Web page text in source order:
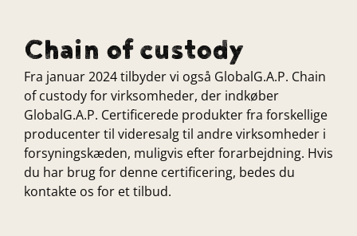
Chain of custody
Fra januar 2024 tilbyder vi også GlobalG.A.P. Chain
of custody for virksomheder, der indkøber
GlobalG.A.P. Certificerede produkter fra forskellige
producenter til videresalg til andre virksomheder i
forsyningskæden, muligvis efter forarbejdning. Hvis
du har brug for denne certificering, bedes du
kontakte os for et tilbud.